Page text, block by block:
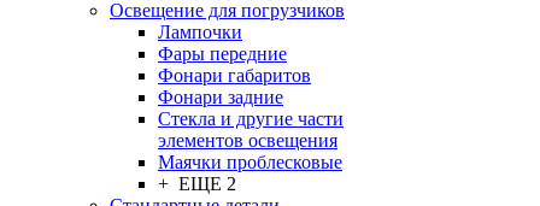
Освещение для погрузчиков
Лампочки
Фары передние
Фонари габаритов
Фонари задние
Стекла и другие части
элементов освещения
Маячки проблесковые
+ ЕЩЕ 2